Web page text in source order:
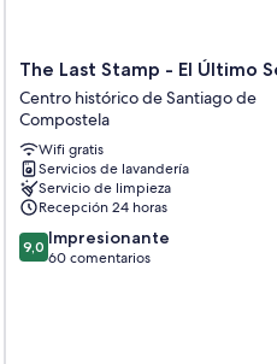
The
Last
Stamp
-
El
Último
Sello
Centro
histórico
de
The Last Stamp - El Último
Centro histórico de Santiago de
Compostela
Wifi gratis
Servicios de lavandería
Servicio de limpieza
Recepción 24 horas
9.0
sobre
9,0 Impresionante
60 comentarios